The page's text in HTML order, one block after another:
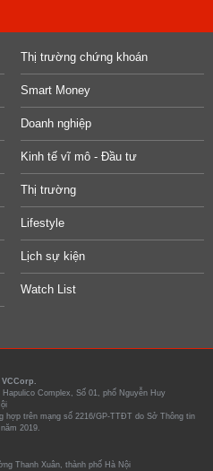
Thị trường chứng khoán
Smart Money
Doanh nghiệp
Kinh tế vĩ mô - Đầu tư
Thị trường
Lifestyle
Lịch sự kiện
Watch List
Complex, Số 01, phố Nguyễn Huy
hợp trên mạng số 2216/GP-TTĐT do Sở Thông tin
2019.
Thanh Xuân, thành phố Hà Nội